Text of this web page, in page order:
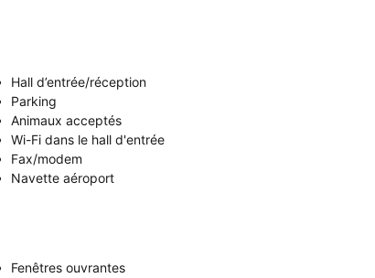
Hall d’entrée/réception
Parking
Animaux acceptés
Wi-Fi dans le hall d'entrée
Fax/modem
Navette aéroport
Fenêtres ouvrantes